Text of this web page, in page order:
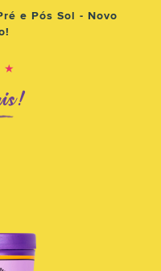
e Pós Sol - Novo